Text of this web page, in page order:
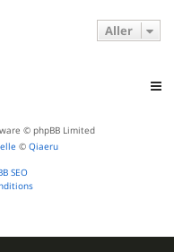
Aller
© phpBB Limited
© Qiaeru
SEO